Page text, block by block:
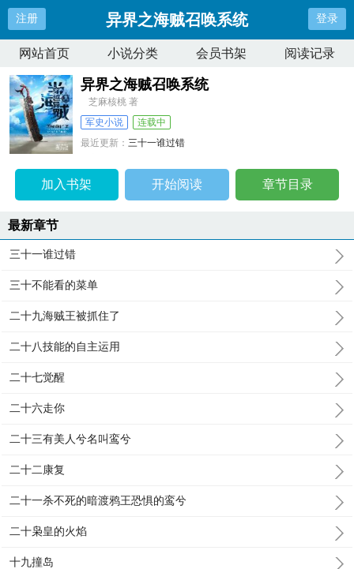
注册 异界之海贼召唤系统 登录
网站首页 小说分类 会员书架 阅读记录
异界之海贼召唤系统
芝麻核桃 著
军史小说
连载中
最近更新：三十一谁过错
加入书架 开始阅读 章节目录
最新章节
三十一谁过错
三十不能看的菜单
二十九海贼王被抓住了
二十八技能的自主运用
二十七觉醒
二十六走你
二十三有美人兮名叫鸾兮
二十二康复
二十一杀不死的暗渡鸦王恐惧的鸾兮
二十枭皇的火焰
十九撞岛